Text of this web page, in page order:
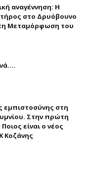
αναγέννηση: Η
στο Δρυόβουνο
τη Μεταμόρφωση του
στη
Στην πρώτη
είναι ο νέος
Κοζάνης